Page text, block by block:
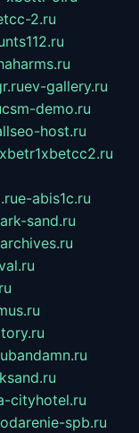
2.ru
ev-gallery.ru
csm-demo.ru
host.ru
e-abis1c.ru
sand.ru
bandamn.ru
cityhotel.ru
spb.ru